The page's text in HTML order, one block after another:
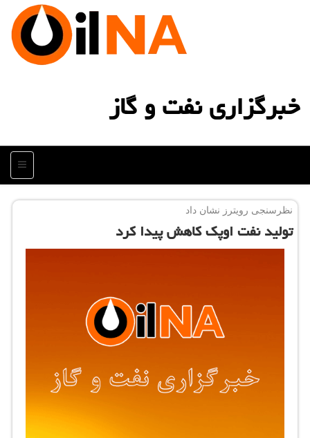
خبرگزاری نفت و گاز
منو
نظرسنجی رویترز نشان داد
تولید نفت اوپك كاهش پیدا كرد